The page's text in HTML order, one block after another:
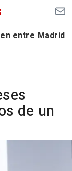
entre Madrid
de un